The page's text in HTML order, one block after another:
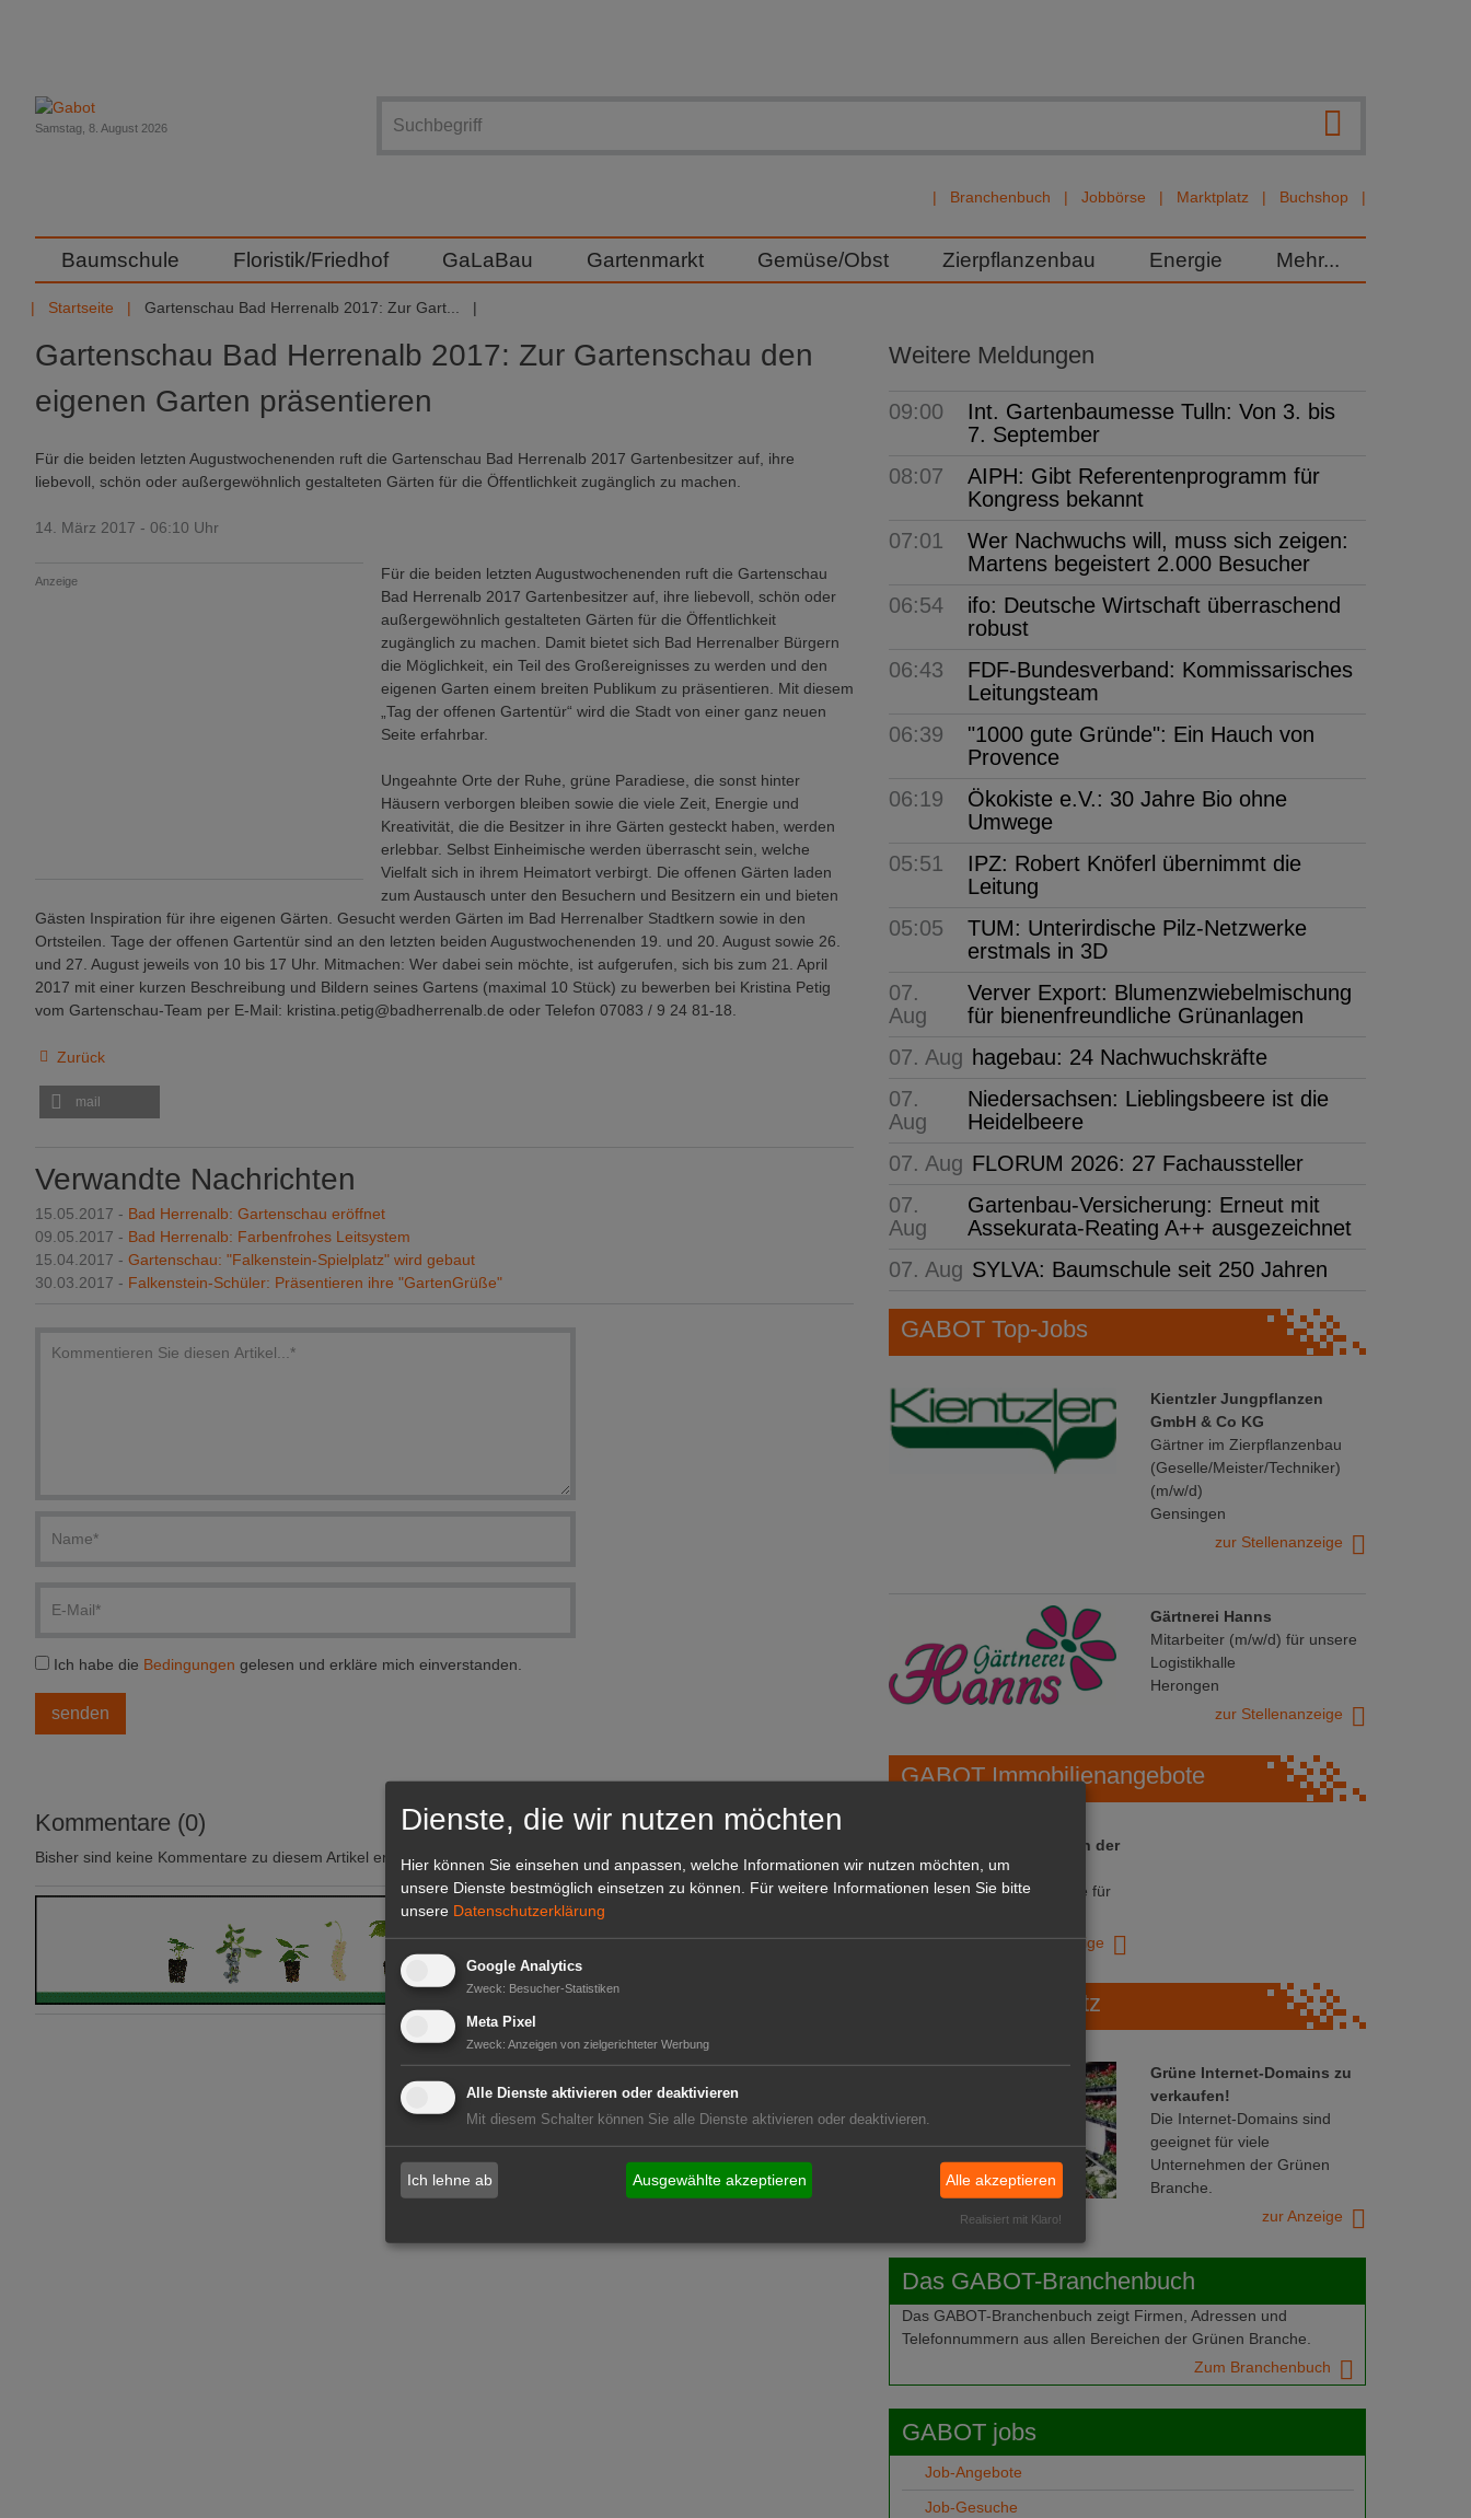
Branchenbuch Jobbörse Marktplatz Buchshop
Samstag, 8. August 2026
Baumschule Floristik/Friedhof GaLaBau Gartenmarkt Gemüse/Obst Zierpflanzenbau Energie Mehr...
Startseite Gartenschau Bad Herrenalb 2017: Zur Gart...
Gartenschau Bad Herrenalb 2017: Zur Gartenschau den
eigenen Garten präsentieren
Für die beiden letzten Augustwochenenden ruft die Gartenschau Bad Herrenalb 2017 Gartenbesitzer auf, ihre
liebevoll, schön oder außergewöhnlich gestalteten Gärten für die Öffentlichkeit zugänglich zu machen.
14. März 2017 - 06:10 Uhr
Anzeige
Für die beiden letzten Augustwochenenden ruft die Gartenschau
Bad Herrenalb 2017 Gartenbesitzer auf, ihre liebevoll, schön oder
außergewöhnlich gestalteten Gärten für die Öffentlichkeit
zugänglich zu machen. Damit bietet sich Bad Herrenalber Bürgern
die Möglichkeit, ein Teil des Großereignisses zu werden und den
eigenen Garten einem breiten Publikum zu präsentieren. Mit diesem
„Tag der offenen Gartentür“ wird die Stadt von einer ganz neuen
Seite erfahrbar.
Ungeahnte Orte der Ruhe, grüne Paradiese, die sonst hinter
Häusern verborgen bleiben sowie die viele Zeit, Energie und
Kreativität, die die Besitzer in ihre Gärten gesteckt haben, werden
erlebbar. Selbst Einheimische werden überrascht sein, welche
Vielfalt sich in ihrem Heimatort verbirgt. Die offenen Gärten laden
zum Austausch unter den Besuchern und Besitzern ein und bieten
Gästen Inspiration für ihre eigenen Gärten. Gesucht werden Gärten im Bad Herrenalber Stadtkern sowie in den
Ortsteilen. Tage der offenen Gartentür sind an den letzten beiden Augustwochenenden 19. und 20. August sowie 26.
und 27. August jeweils von 10 bis 17 Uhr. Mitmachen: Wer dabei sein möchte, ist aufgerufen, sich bis zum 21. April
2017 mit einer kurzen Beschreibung und Bildern seines Gartens (maximal 10 Stück) zu bewerben bei Kristina Petig
vom Gartenschau-Team per E-Mail: kristina.petig@badherrenalb.de oder Telefon 07083 / 9 24 81-18.
Zurück
mail
Verwandte Nachrichten
15.05.2017 - Bad Herrenalb: Gartenschau eröffnet
09.05.2017 - Bad Herrenalb: Farbenfrohes Leitsystem
15.04.2017 - Gartenschau: "Falkenstein-Spielplatz" wird gebaut
30.03.2017 - Falkenstein-Schüler: Präsentieren ihre "GartenGrüße"
Ich habe die Bedingungen gelesen und erkläre mich einverstanden.
Kommentare (0)
Bisher sind keine Kommentare zu diesem Artikel erstellt worden.
Weitere Meldungen
09:00
Int. Gartenbaumesse Tulln: Von 3. bis
7. September
08:07
AIPH: Gibt Referentenprogramm für
Kongress bekannt
07:01
Wer Nachwuchs will, muss sich zeigen:
Martens begeistert 2.000 Besucher
06:54
ifo: Deutsche Wirtschaft überraschend
robust
06:43
FDF-Bundesverband: Kommissarisches
Leitungsteam
06:39
"1000 gute Gründe": Ein Hauch von
Provence
06:19
Ökokiste e.V.: 30 Jahre Bio ohne
Umwege
05:51
IPZ: Robert Knöferl übernimmt die
Leitung
05:05
TUM: Unterirdische Pilz-Netzwerke
erstmals in 3D
07.
Aug
Verver Export: Blumenzwiebelmischung
für bienenfreundliche Grünanlagen
07. Aug hagebau: 24 Nachwuchskräfte
07.
Aug
Niedersachsen: Lieblingsbeere ist die
Heidelbeere
07. Aug FLORUM 2026: 27 Fachaussteller
07.
Aug
Gartenbau-Versicherung: Erneut mit
Assekurata-Reating A++ ausgezeichnet
07. Aug SYLVA: Baumschule seit 250 Jahren
GABOT Top-Jobs
Kientzler Jungpflanzen
GmbH & Co KG
Gärtner im Zierpflanzenbau
(Geselle/Meister/Techniker)
(m/w/d)
Gensingen
zur Stellenanzeige
Gärtnerei Hanns
Mitarbeiter (m/w/d) für unsere
Logistikhalle
Herongen
zur Stellenanzeige
GABOT Immobilienangebote
1A-Lage, ihre Chance in der
grünen Branche
Repräsentative Immobilie für
zur Anzeige
GABOT Marktplatz
Grüne Internet-Domains zu
verkaufen!
Die Internet-Domains sind
geeignet für viele
Unternehmen der Grünen
Branche.
zur Anzeige
Das GABOT-Branchenbuch
Das GABOT-Branchenbuch zeigt Firmen, Adressen und
Telefonnummern aus allen Bereichen der Grünen Branche.
Zum Branchenbuch
GABOT jobs
Job-Angebote
Job-Gesuche
Dienste, die wir nutzen möchten
Hier können Sie einsehen und anpassen, welche Informationen wir nutzen möchten, um
unsere Dienste bestmöglich einsetzen zu können.
Für weitere Informationen lesen Sie bitte
unsere Datenschutzerklärung
Google Analytics
Zweck: Besucher-Statistiken
Meta Pixel
Zweck: Anzeigen von zielgerichteter Werbung
Alle Dienste aktivieren oder deaktivieren
Mit diesem Schalter können Sie alle Dienste aktivieren oder deaktivieren.
Ich lehne ab Ausgewählte akzeptieren Alle akzeptieren
Realisiert mit Klaro!